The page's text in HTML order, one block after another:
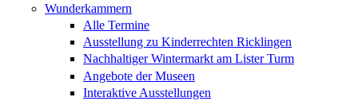
Wunderkammern
Alle Termine
Ausstellung zu Kinderrechten Ricklingen
Nachhaltiger Wintermarkt am Lister Turm
Angebote der Museen
Interaktive Ausstellungen